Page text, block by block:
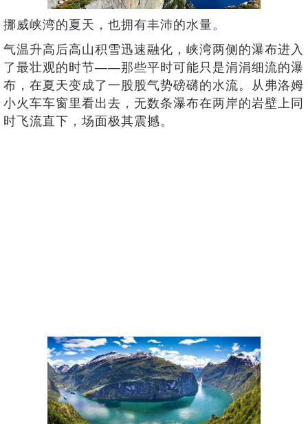
挪威峡湾的夏天，也拥有丰沛的水量。
气温升高后高山积雪迅速融化，峡湾两侧的瀑布进入
了最壮观的时节——那些平时可能只是涓涓细流的瀑
布，在夏天变成了一股股气势磅礴的水流。从弗洛姆
小火车车窗里看出去，无数条瀑布在两岸的岩壁上同
时飞流直下，场面极其震撼。